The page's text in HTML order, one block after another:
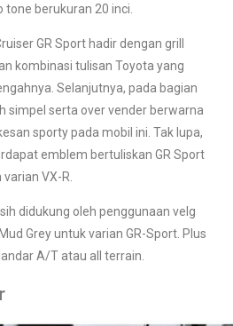
berukuran 20 inci.
GR Sport hadir dengan grill
kombinasi tulisan Toyota yang
Selanjutnya, pada bagian
simpel serta over vender berwarna
sporty pada mobil ini. Tak lupa,
emblem bertuliskan GR Sport
VX-R.
didukung oleh penggunaan velg
Grey untuk varian GR-Sport. Plus
A/T atau all terrain.